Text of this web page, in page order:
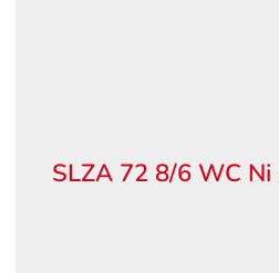
SLZA 72 8/6 WC